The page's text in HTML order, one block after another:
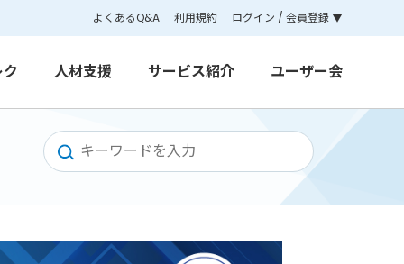
よくあるQ&A 利用規約 ログイン / 会員登録 ▼
人材支援 サービス紹介 ユーザー会